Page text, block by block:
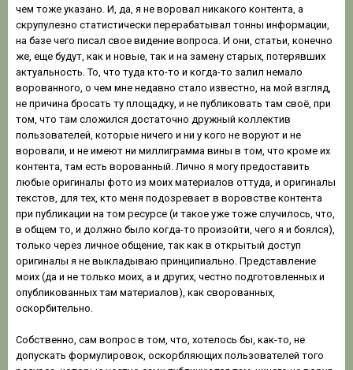
чем тоже указано. И, да, я не воровал никакого контента, а
скрупулезно статистически перерабатывал тонны информации,
на базе чего писал свое видение вопроса. И они, статьи, конечно
же, еще будут, как и новые, так и на замену старых, потерявших
актуальность. То, что туда кто-то и когда-то залил немало
ворованного, о чем мне недавно стало известно, на мой взгляд,
не причина бросать ту площадку, и не публиковать там своё, при
том, что там сложился достаточно дружный коллектив
пользователей, которые ничего и ни у кого не воруют и не
воровали, и не имеют ни миллиграмма вины в том, что кроме их
контента, там есть ворованный. Лично я могу предоставить
любые оригиналы фото из моих материалов оттуда, и оригиналы
текстов, для тех, кто меня подозревает в воровстве контента
при публикации на том ресурсе (и такое уже тоже случилось, что,
в общем то, и должно было когда-то произойти, чего я и боялся),
только через личное общение, так как в открытый доступ
оригиналы я не выкладываю принципиально. Представление
моих (да и не только моих, а и других, честно подготовленных и
опубликованных там материалов), как сворованных,
оскорбительно.
Собственно, сам вопрос в том, что, хотелось бы, как-то, не
допускать формулировок, оскорбляющих пользователей того